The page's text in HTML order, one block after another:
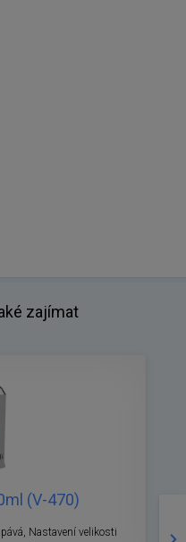
zajímat
(V-470)
Nastavení velikosti